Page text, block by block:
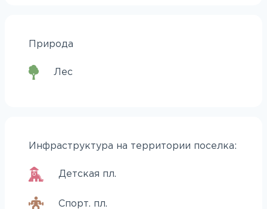
Природа
Лес
Инфраструктура на территории поселка:
Детская пл.
Спорт. пл.